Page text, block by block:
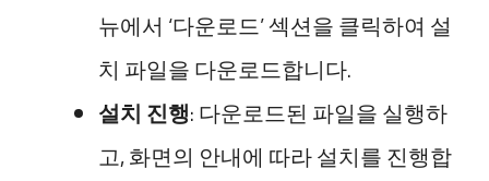
뉴에서 ‘다운로드’ 섹션을 클릭하여 설
치 파일을 다운로드합니다.
설치 진행: 다운로드된 파일을 실행하
고, 화면의 안내에 따라 설치를 진행합